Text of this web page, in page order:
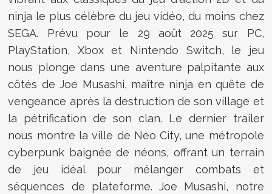
ninja le plus célèbre du jeu vidéo, du moins chez
SEGA. Prévu pour le 29 août 2025 sur PC,
PlayStation, Xbox et Nintendo Switch, le jeu
nous plonge dans une aventure palpitante aux
côtés de Joe Musashi, maître ninja en quête de
vengeance après la destruction de son village et
la pétrification de son clan. Le dernier trailer
nous montre la ville de Neo City, une métropole
cyberpunk baignée de néons, offrant un terrain
de jeu idéal pour mélanger combats et
séquences de plateforme. Joe Musashi, notre